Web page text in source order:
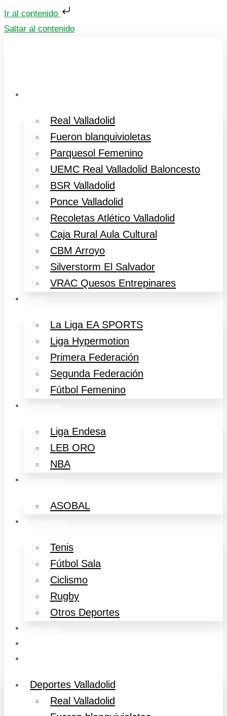
Ir al contenido
Saltar al contenido
Real Valladolid
Fueron blanquivioletas
Parquesol Femenino
UEMC Real Valladolid Baloncesto
BSR Valladolid
Ponce Valladolid
Recoletas Atlético Valladolid
Caja Rural Aula Cultural
CBM Arroyo
Silverstorm El Salvador
VRAC Quesos Entrepinares
La Liga EA SPORTS
Liga Hypermotion
Primera Federación
Segunda Federación
Fútbol Femenino
Liga Endesa
LEB ORO
NBA
ASOBAL
Tenis
Fútbol Sala
Ciclismo
Rugby
Otros Deportes
Deportes Valladolid
Real Valladolid